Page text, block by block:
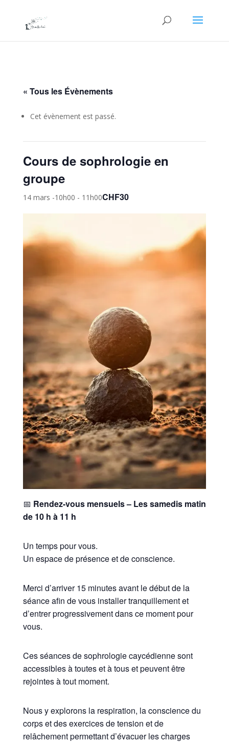
« Tous les Évènements
Cet évènement est passé.
Cours de sophrologie en
groupe
14 mars -10h00 - 11h00CHF30
📅 Rendez-vous mensuels – Les samedis matin
de 10 h à 11 h
Un temps pour vous.
Un espace de présence et de conscience.
Merci d’arriver 15 minutes avant le début de la
séance afin de vous installer tranquillement et
d’entrer progressivement dans ce moment pour
vous.
Ces séances de sophrologie caycédienne sont
accessibles à toutes et à tous et peuvent être
rejointes à tout moment.
Nous y explorons la respiration, la conscience du
corps et des exercices de tension et de
relâchement permettant d’évacuer les charges